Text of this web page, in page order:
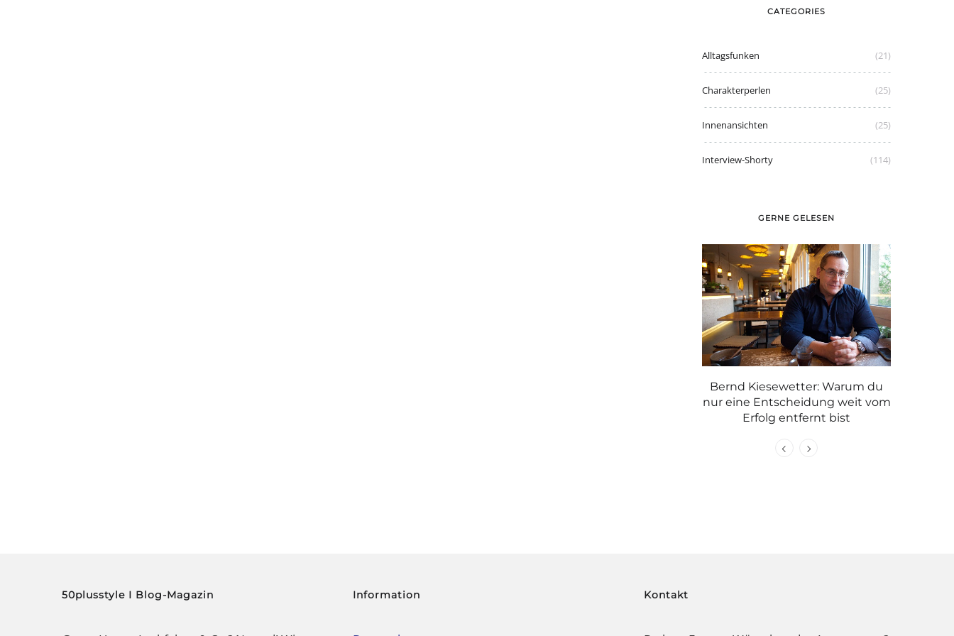
CATEGORIES
Alltagsfunken (21)
Charakterperlen (25)
Innenansichten (25)
Interview-Shorty (114)
GERNE GELESEN
Bernd Kiesewetter: Warum du
nur eine Entscheidung weit vom
Erfolg entfernt bist
Graue Haare: mit Stolz
Caroline oder färben?
50plusstyle I Blog-Magazin Information Kontakt